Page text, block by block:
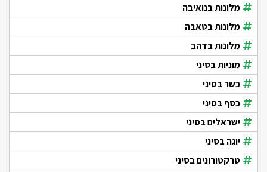
מלונות בנואיבה
מלונות בטאבה
מלונות בדהב
מוניות בסיני
כשר בסיני
כסף בסיני
ישראלים בסיני
יוגה בסיני
טרקטורונים בסיני